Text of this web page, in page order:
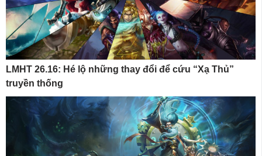
LMHT 26.16: Hé lộ những thay đổi để cứu “Xạ Thủ”
truyền thống